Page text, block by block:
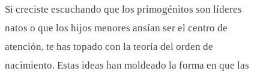
Si creciste escuchando que los primogénitos son líderes
natos o que los hijos menores ansían ser el centro de
atención, te has topado con la teoría del orden de
nacimiento. Estas ideas han moldeado la forma en que las